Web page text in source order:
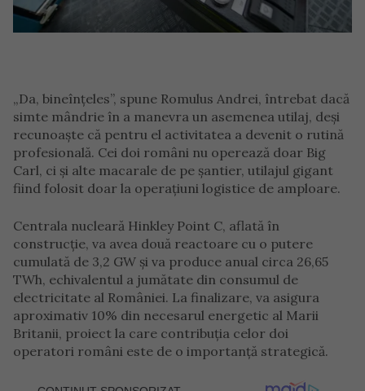
„Da, bineînțeles”, spune Romulus Andrei, întrebat dacă
simte mândrie în a manevra un asemenea utilaj, deși
recunoaște că pentru el activitatea a devenit o rutină
profesională. Cei doi români nu operează doar Big
Carl, ci și alte macarale de pe șantier, utilajul gigant
fiind folosit doar la operațiuni logistice de amploare.
Centrala nucleară Hinkley Point C, aflată în
construcție, va avea două reactoare cu o putere
cumulată de 3,2 GW și va produce anual circa 26,65
TWh, echivalentul a jumătate din consumul de
electricitate al României. La finalizare, va asigura
aproximativ 10% din necesarul energetic al Marii
Britanii, proiect la care contribuția celor doi
operatori români este de o importanță strategică.